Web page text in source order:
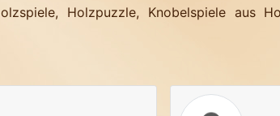
Holzpuzzle, Knobelspiele aus